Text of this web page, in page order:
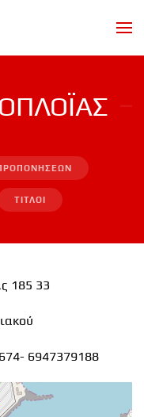
ΤΙΤΛΟΙ
185 33
6947379188